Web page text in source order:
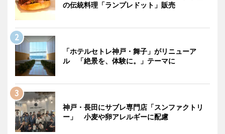
の伝統料理「ランプレドット」販売
「ホテルセトレ神戸・舞子」がリニューア
ル 「絶景を、体験に。」テーマに
神戸・長田にサブレ専門店「スンファクトリ
ー」 小麦や卵アレルギーに配慮